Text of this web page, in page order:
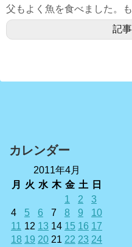
父もよく魚を食べました。
記
カレンダー
2011年4月
月
火 水 木 金 土 日
1 2
3
4
5 6 7 8 9
10
11 12 13 14 15 16 17
18 19 20 21 22 23 24